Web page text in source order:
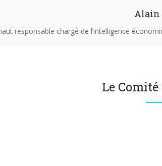
responsable chargé de l’intelligence
Le